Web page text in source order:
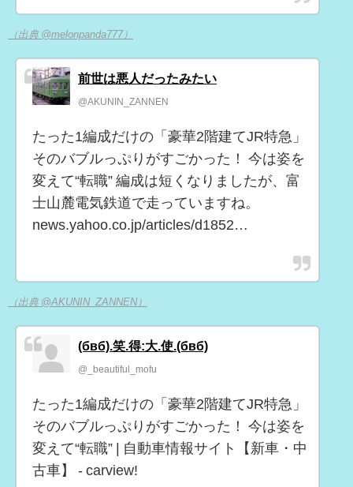
（出典 @melonpanda777）
前世は悪人だったみたい
@AKUNIN_ZANNEN
たった1編成だけの「豪華2階建てJR特急」
そのバブルっぷりがすごかった！ 今は姿を
変えて“転職” 編成は短くなりましたが、富
士山麓電気鉄道で走っていますね。
news.yahoo.co.jp/articles/d1852…
（出典 @AKUNIN_ZANNEN）
(бвб).笑.得:大.使.(бвб)
@_beautiful_mofu
たった1編成だけの「豪華2階建てJR特急」
そのバブルっぷりがすごかった！ 今は姿を
変えて“転職” | 自動車情報サイト【新車・中
古車】 - carview!